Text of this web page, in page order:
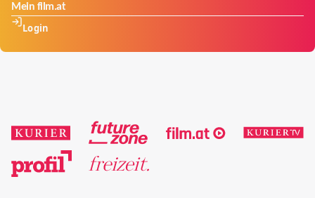
Mein film.at
Login